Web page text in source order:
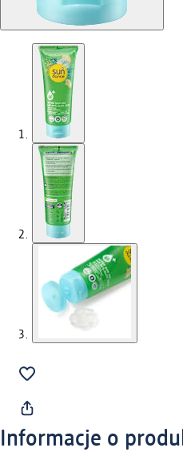
Informacje o